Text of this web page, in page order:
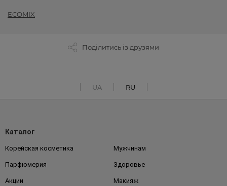
ECOMIX
Поділитись із друзями
UA RU
Каталог
Корейская косметика Мужчинам
Парфюмерия Здоровье
Акции Макияж